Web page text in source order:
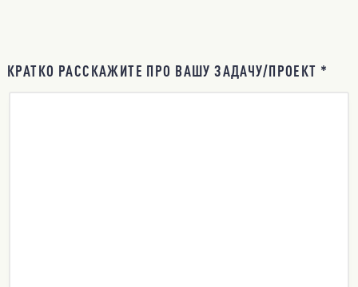
КРАТКО РАССКАЖИТЕ ПРО ВАШУ ЗАДАЧУ/ПРОЕКТ *